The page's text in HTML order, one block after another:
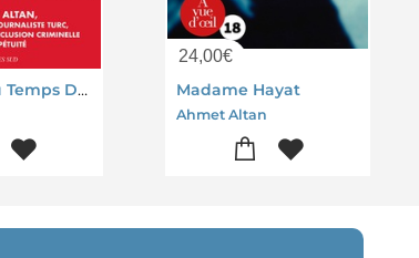
L'amour Au Temps Des Revoltes
24,00€
Madame Hayat
Ahmet Altan